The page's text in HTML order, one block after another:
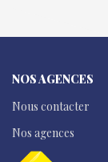
NOS AGENCES
Nous contacter
Nos agences